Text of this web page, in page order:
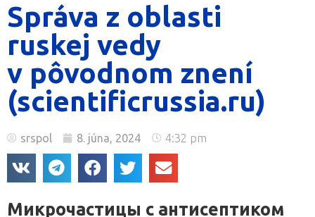
Správa z oblasti
ruskej vedy
v pôvodnom znení
(scientificrussia.ru)
srspol 8. júna, 2024 4:32 pm
Микрочастицы с антисептиком